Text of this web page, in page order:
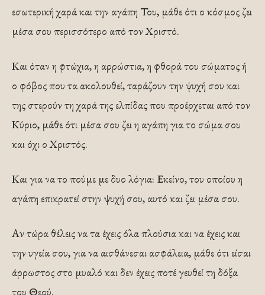
εσωτερική χαρά και την αγάπη Του, μάθε ότι ο κόσμος ζει
μέσα σου περισσότερο από τον Χριστό.
Και όταν η φτώχια, η αρρώστια, η φθορά του σώματος ή
ο φόβος που τα ακολουθεί, ταράζουν την ψυχή σου και
της στερούν τη χαρά της ελπίδας που προέρχεται από τον
Κύριο, μάθε ότι μέσα σου ζει η αγάπη για το σώμα σου
και όχι ο Χριστός.
Και για να το πούμε με δυο λόγια: Εκείνο, του οποίου η
αγάπη επικρατεί στην ψυχή σου, αυτό και ζει μέσα σου.
Αν τώρα θέλεις να τα έχεις όλα πλούσια και να έχεις και
την υγεία σου, για να αισθάνεσαι ασφάλεια, μάθε ότι είσαι
άρρωστος στο μυαλό και δεν έχεις ποτέ γευθεί τη δόξα
του Θεού.